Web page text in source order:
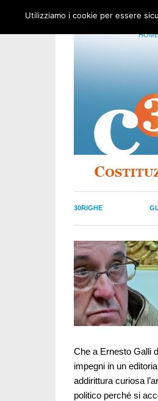
HOME
30RIGHE
Che a Ernesto Galli
impegni in un
addirittura curiosa
politico perché si
Utilizziamo i cookie per essere